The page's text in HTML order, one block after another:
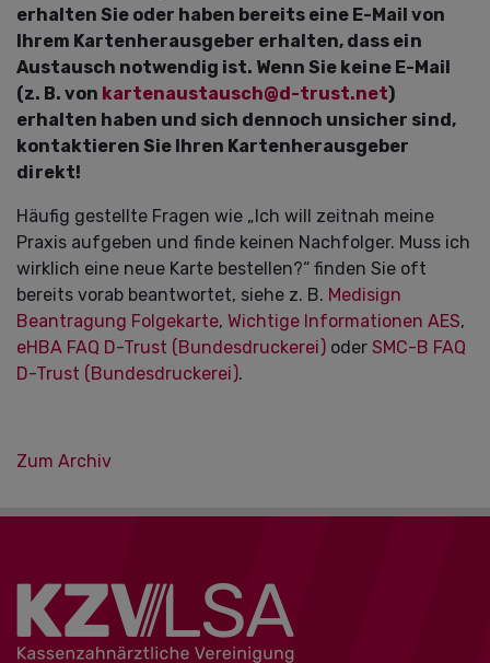
erhalten Sie oder haben bereits eine E-Mail von
Ihrem Kartenherausgeber erhalten, dass ein
Austausch notwendig ist. Wenn Sie keine E-Mail
(z. B. von kartenaustausch@d-trust.net)
erhalten haben und sich dennoch unsicher sind,
kontaktieren Sie Ihren Kartenherausgeber
direkt!
Häufig gestellte Fragen wie „Ich will zeitnah meine
Praxis aufgeben und finde keinen Nachfolger. Muss ich
wirklich eine neue Karte bestellen?“ finden Sie oft
bereits vorab beantwortet, siehe z. B. Medisign
Beantragung Folgekarte, Wichtige Informationen AES,
eHBA FAQ D-Trust (Bundesdruckerei) oder SMC-B FAQ
D-Trust (Bundesdruckerei).
Zum Archiv